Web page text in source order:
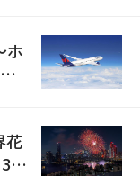
ホ
花
カ